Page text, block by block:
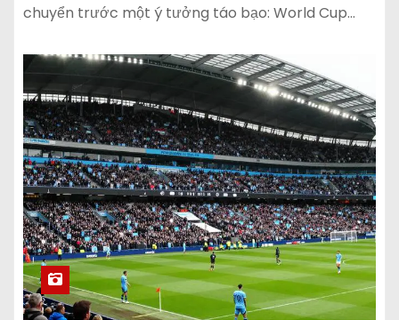
chuyển trước một ý tưởng táo bạo: World Cup…